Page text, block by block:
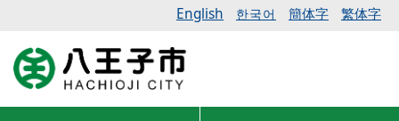
English 한국어 簡体字 繁体字